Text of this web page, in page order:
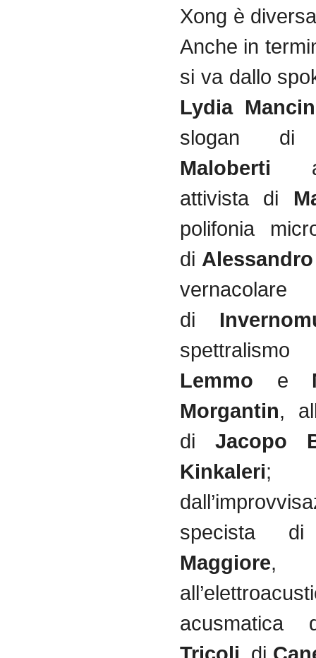
Xong è
Anche in
si va dallo
Lydia
slogan
Maloberti
attivista di
polifonia
di
vernacolare
di
Lemmo e
Morgantin,
di Jacopo
Kinkaleri;
specista
Maggiore,